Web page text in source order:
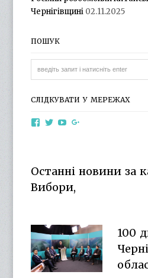
Чернігівщині 02.11.2025
ПОШУК
СЛІДКУВАТИ У МЕРЕЖАХ
ViewViewView
YouTube
Останні новини за
Вибори,
100